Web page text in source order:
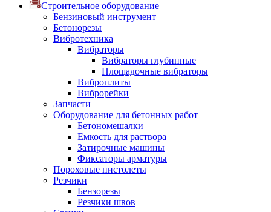
Строительное оборудование
Бензиновый инструмент
Бетонорезы
Вибротехника
Вибраторы
Вибраторы глубинные
Площадочные вибраторы
Виброплиты
Виброрейки
Запчасти
Оборудование для бетонных работ
Бетономешалки
Емкость для раствора
Затирочные машины
Фиксаторы арматуры
Пороховые пистолеты
Резчики
Бензорезы
Резчики швов